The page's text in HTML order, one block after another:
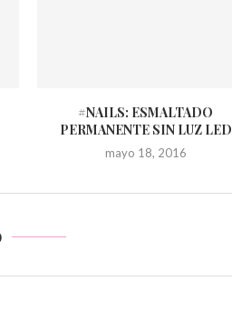
#NAILS: ESMALTADO
PERMANENTE SIN LUZ LED
mayo 18, 2016